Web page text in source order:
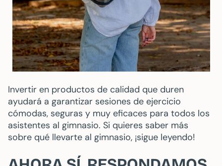
Invertir en productos de calidad que duren
ayudará a garantizar sesiones de ejercicio
cómodas, seguras y muy eficaces para todos los
asistentes al gimnasio. Si quieres saber más
sobre qué llevarte al gimnasio, ¡sigue leyendo!